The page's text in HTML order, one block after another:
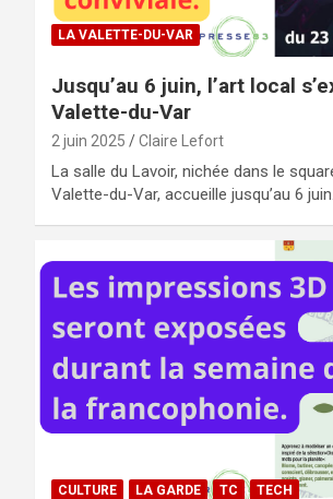
LA VALETTE-DU-VAR
Jusqu’au 6 juin, l’art local
Valette-du-Var
2 juin 2025 Claire Lefort
La salle du Lavoir, nichée dans le
Valette-du-Var, accueille jusqu’au 6
CULTURE LA GARDE TC TECH